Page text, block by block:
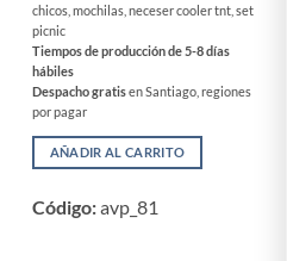
chicos, mochilas, neceser cooler tnt, set
picnic
Tiempos de producción de 5-8 días
hábiles
Despacho gratisen Santiago, regiones
por pagar
AÑADIR AL CARRITO
Código:avp_81